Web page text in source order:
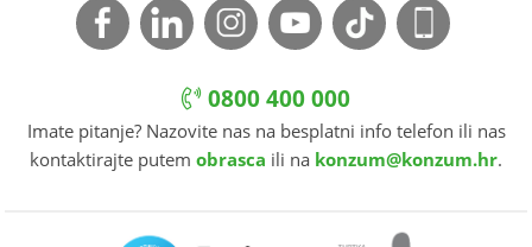
0800 400 000
Imate pitanje? Nazovite nas na besplatni info telefon ili nas
kontaktirajte putem obrasca ili na konzum@konzum.hr.